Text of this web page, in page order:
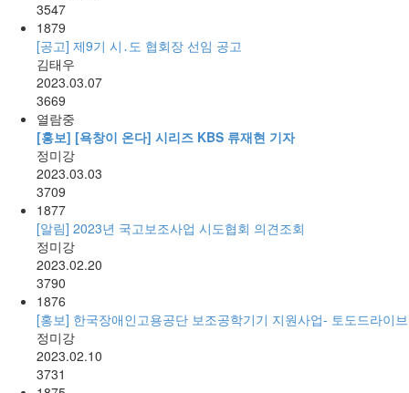
3547
1879
[공고] 제9기 시․도 협회장 선임 공고
김태우
2023.03.07
3669
열람중
[홍보] [욕창이 온다] 시리즈 KBS 류재현 기자
정미강
2023.03.03
3709
1877
[알림] 2023년 국고보조사업 시도협회 의견조회
정미강
2023.02.20
3790
1876
[홍보] 한국장애인고용공단 보조공학기기 지원사업- 토도드라이
정미강
2023.02.10
3731